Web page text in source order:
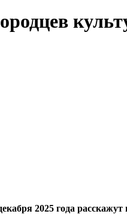
2025 года